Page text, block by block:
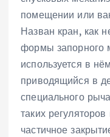
помещении или
Назван кран, как
формы запорного
используется в
приводящийся в
специального
таких
частичное